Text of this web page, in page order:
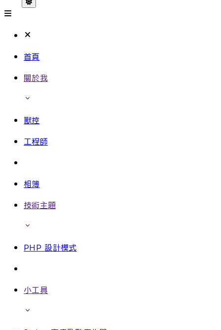
首頁
關於我
獸控
工程師
相簿
技術主題
PHP 設計模式
小工具